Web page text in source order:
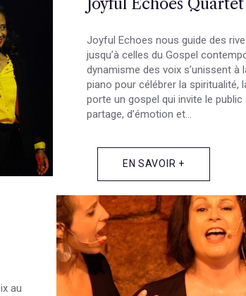
Joyful Echoes Quartet
Joyful Echoes nous guide des
jusqu’à celles du Gospel
dynamisme des voix s’unissent à
piano pour célébrer la spiritualité,
porte un gospel qui invite le
partage, d’émotion et...
EN SAVOIR +
au